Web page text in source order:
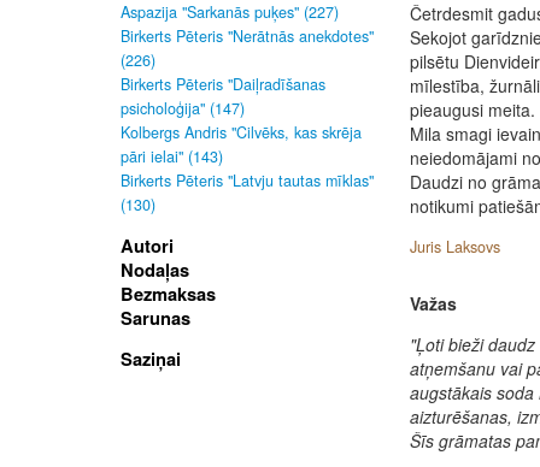
Aspazija "Sarkanās puķes" (227)
Birkerts Pēteris "Nerātnās anekdotes"
(226)
Birkerts Pēteris "Daiļradīšanas
psicholoģija" (147)
Kolbergs Andris "Cilvēks, kas skrēja
pāri ielai" (143)
Birkerts Pēteris "Latvju tautas mīklas"
(130)
Autori
Nodaļas
Bezmaksas
Sarunas
Saziņai
Četrdesmit
Sekojot
pilsētu
mīlestība,
pieaugusi
Mila smagi
neiedomājami
Daudzi no
notikumi
Juris Laksovs
Važas
"Ļoti bieži
atņemšanu vai
augstākais
aizturēšanas,
Šīs grāmatas